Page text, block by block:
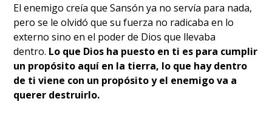
El enemigo creía que Sansón ya no servía para nada,
pero se le olvidó que su fuerza no radicaba en lo
externo sino en el poder de Dios que llevaba
dentro. Lo que Dios ha puesto en ti es para cumplir
un propósito aquí en la tierra, lo que hay dentro
de ti viene con un propósito y el enemigo va a
querer destruirlo.